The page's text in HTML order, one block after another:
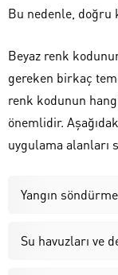
Bu nedenle, doğru
Beyaz renk
gereken birkaç
renk kodunun
önemlidir.
uygulama alanları
Yangın
Su havuzları ve